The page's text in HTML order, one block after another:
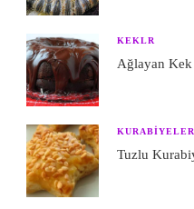
KEKLR
Ağlayan
Tuzlu